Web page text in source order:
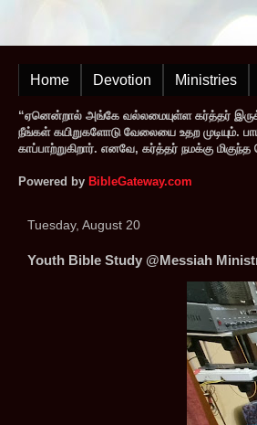
Home Devotion Ministries
“ஏனென்றால் அங்கே வல்லமையுள்ள கர்த்தர்
நீங்கள் கயிறுகளோடு வேலையை உதற முடியும்.
காப்பாற்றுகிறார். எனவே, கர்த்தர் நமக்கு
Powered by BibleGateway.com
Tuesday, August 20
Youth Bible Study @Messiah